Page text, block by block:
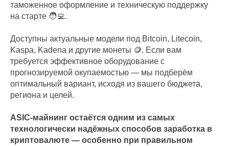
таможенное оформление и техническую поддержку
на старте 🧑‍💻.
Доступны актуальные модели под Bitcoin, Litecoin,
Kaspa, Kadena и другие монеты 🪙. Если вам
требуется эффективное оборудование с
прогнозируемой окупаемостью — мы подберём
оптимальный вариант, исходя из вашего бюджета,
региона и целей.
ASIC-майнинг остаётся одним из самых
технологически надёжных способов заработка в
криптовалюте — особенно при правильном